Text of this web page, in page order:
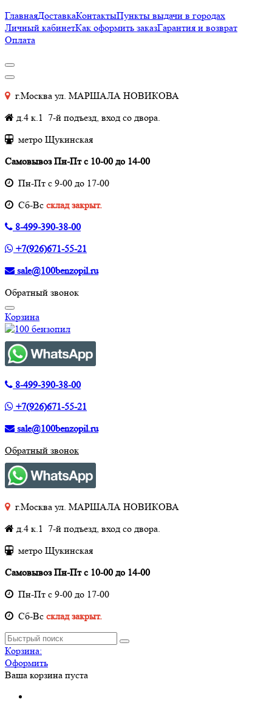
ГлавнаяДоставкаКонтактыПункты выдачи в городах
Личный кабинетКак оформить заказГарантия и возврат
Оплата
г.Москва ул. МАРШАЛА НОВИКОВА
д.4 к.1 7-й подъезд, вход со двора.
метро Щукинская
Самовывоз Пн-Пт с 10-00 до 14-00
Пн-Пт с 9-00 до 17-00
Cб-Вс склад закрыт.
8-499-390-38-00
+7(926)671-55-21
sale@100benzopil.ru
Обратный звонок
Корзина
8-499-390-38-00
+7(926)671-55-21
sale@100benzopil.ru
Обратный звонок
г.Москва ул. МАРШАЛА НОВИКОВА
д.4 к.1 7-й подъезд, вход со двора.
метро Щукинская
Самовывоз Пн-Пт с 10-00 до 14-00
Пн-Пт с 9-00 до 17-00
Cб-Вс склад закрыт.
Корзина:
Оформить
Ваша корзина пуста